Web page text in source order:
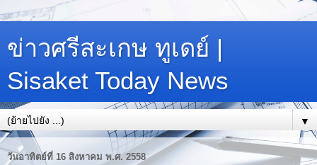
ข่าวศรีสะเกษ ทูเดย์ |
Sisaket Today News
▼
วันอาทิตย์ที่ 16 สิงหาคม พ.ศ. 2558